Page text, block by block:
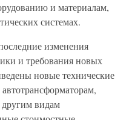
и материалам,
системах.
изменения
и требования новых
новые технические
видам